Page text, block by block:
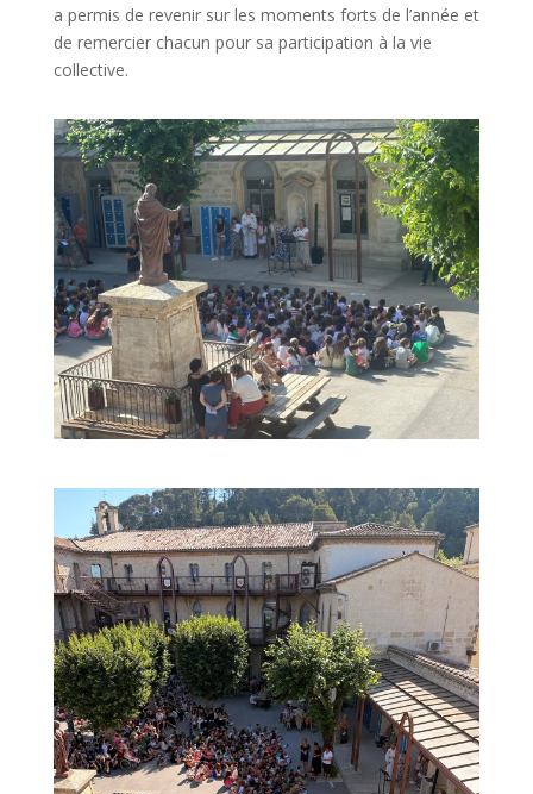
a permis de revenir sur les moments forts de l’année et
de remercier chacun pour sa participation à la vie
collective.